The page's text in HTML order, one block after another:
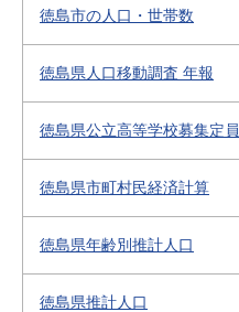
徳島市の人口・世帯数
徳島県人口移動調査 年報
徳島県公立高等学校募集定員
徳島県市町村民経済計算
徳島県年齢別推計人口
徳島県推計人口